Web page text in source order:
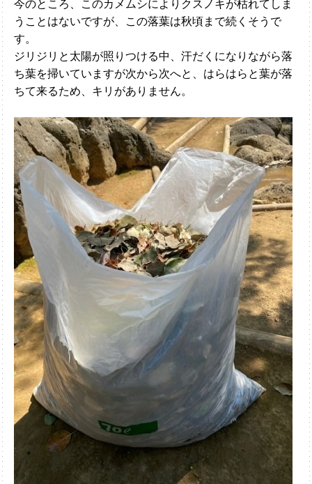
今のところ、このカメムシによりクスノキが枯れてしま
うことはないですが、この落葉は秋頃まで続くそうで
す。
ジリジリと太陽が照りつける中、汗だくになりながら落
ち葉を掃いていますが次から次へと、はらはらと葉が落
ちて来るため、キリがありません。